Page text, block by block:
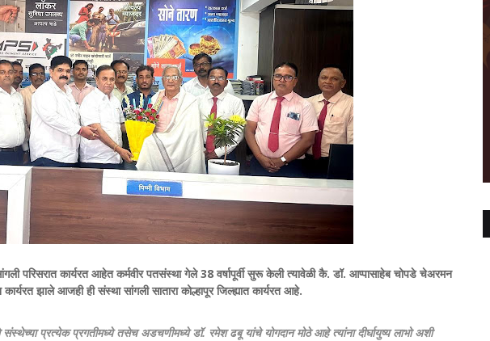
परिसरात कार्यरत आहेत कर्मवीर पतसंस्था गेले 38 वर्षापूर्वी सुरू केली त्यावेळी कै. डॉ. आप्पासाहेब चोपडे चेअरमन
झाले आजही ही संस्था सांगली सातारा कोल्हापूर जिल्ह्यात कार्यरत आहे.
संस्थेच्या प्रत्येक प्रगतीमध्ये तसेच अडचणीमध्ये डॉ. रमेश ढबू यांचे योगदान मोठे आहे त्यांना दीर्घायुष्य लाभो अशी